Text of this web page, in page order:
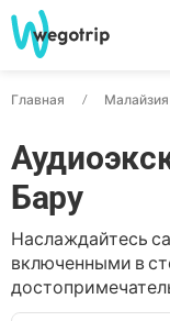
Главная Малайзия
Бару
Наслаждайтесь
включенными в